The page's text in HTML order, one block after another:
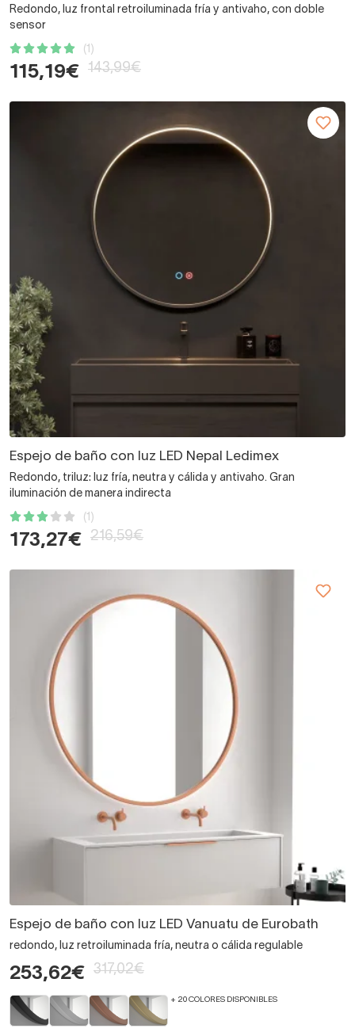
Redondo, luz frontal retroiluminada fría y antivaho, con doble
sensor
(1)
115,19€ 143,99€
Espejo de baño con luz LED Nepal Ledimex
Redondo, triluz: luz fría, neutra y cálida y antivaho. Gran
iluminación de manera indirecta
(1)
173,27€ 216,59€
Espejo de baño con luz LED Vanuatu de Eurobath
redondo, luz retroiluminada fría, neutra o cálida regulable
253,62€ 317,02€
+ 20 COLORES DISPONIBLES